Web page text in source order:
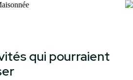
qui pourraient